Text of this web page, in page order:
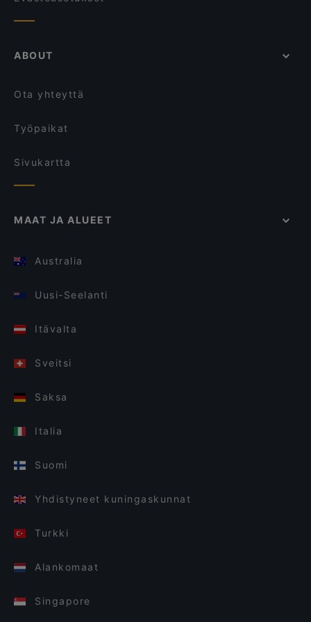
ABOUT
Ota yhteyttä
Työpaikat
Sivukartta
MAAT JA ALUEET
Australia
Uusi-Seelanti
Itävalta
Sveitsi
Saksa
Italia
Suomi
Yhdistyneet kuningaskunnat
Turkki
Alankomaat
Singapore